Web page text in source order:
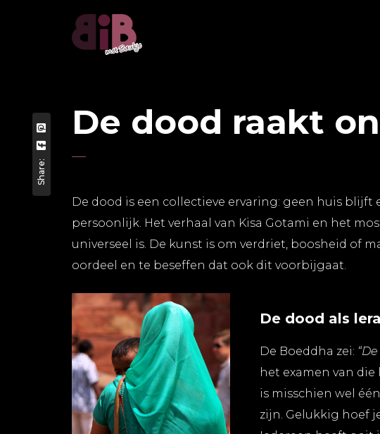
De dood raakt
Share:
De dood is een collectieve ervaring: geen huis blijft
persoonlijk. Het verhaal van Kisa Gotami en het
universeel is. De kunst is om verdriet, boosheid of
oordeel en te beseffen dat ook dit voorbijgaat.
De dood als
De Boeddha zei:
het examen van die
is misschien wel
zijn. Gelukkig hoef